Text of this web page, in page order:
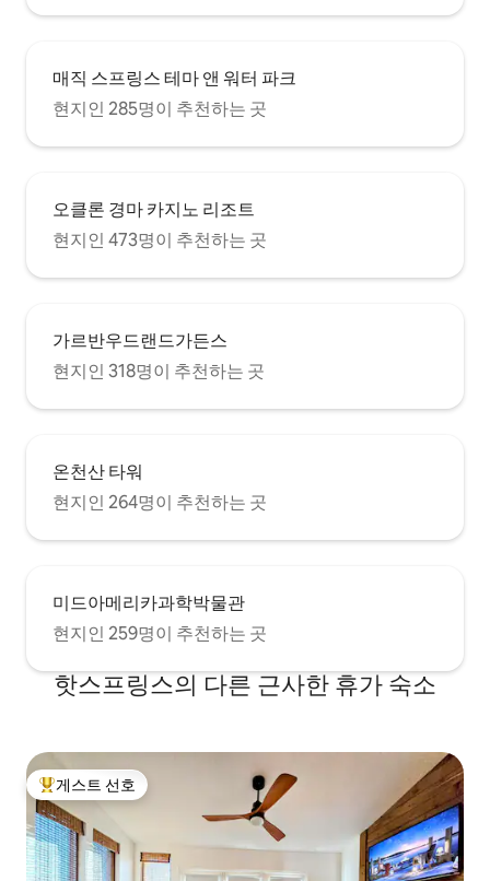
매직 스프링스 테마 앤 워터 파크
현지인 285명이 추천하는 곳
오클론 경마 카지노 리조트
현지인 473명이 추천하는 곳
가르반우드랜드가든스
현지인 318명이 추천하는 곳
온천산 타워
현지인 264명이 추천하는 곳
미드아메리카과학박물관
현지인 259명이 추천하는 곳
핫스프링스의 다른 근사한 휴가 숙소
상위 게스트 선호
게스트 선호